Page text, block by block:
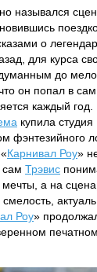
назывался
о
для курса
до
он попал в
каждый
купила
фэнтезийного
Карнивал Роу»
сам Трэвис
а на
Роу»